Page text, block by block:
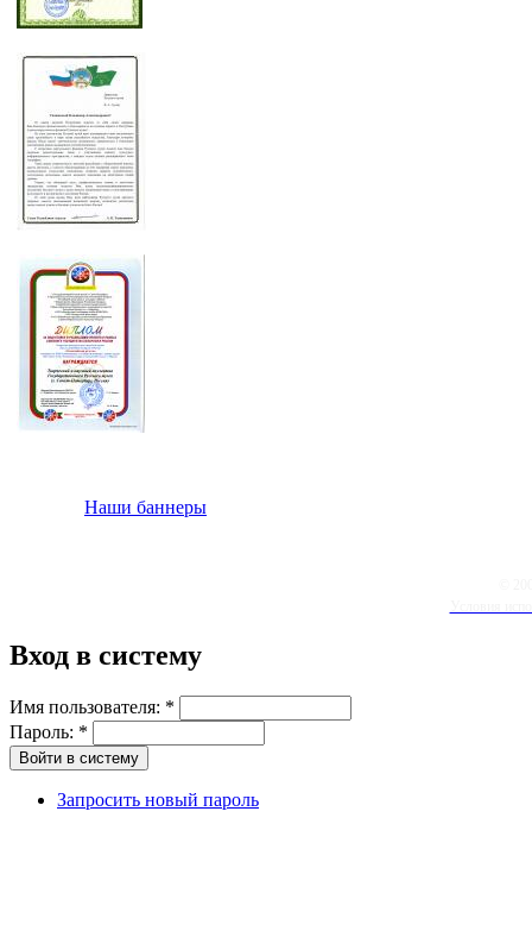
Наши баннеры
Вход в систему
Имя пользователя: *
Пароль: *
Запросить новый пароль